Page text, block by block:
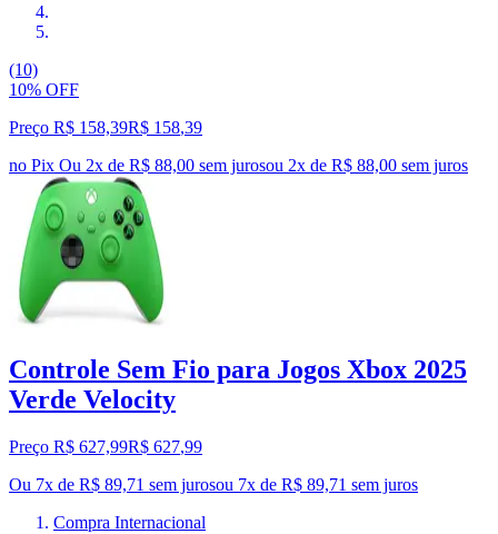
(10)
10% OFF
Preço R$ 158,39R$ 158,39
no Pix Ou 2x de R$ 88,00 sem jurosou 2x de R$ 88,00 sem juros
Controle Sem Fio para Jogos Xbox 2025
Verde Velocity
Preço R$ 627,99R$ 627,99
Ou 7x de R$ 89,71 sem jurosou 7x de R$ 89,71 sem juros
Compra Internacional